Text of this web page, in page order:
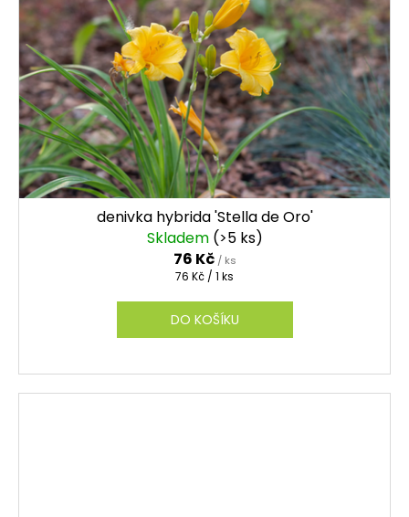
denivka hybrida 'Stella de Oro'
Skladem (>5 ks)
76 Kč / ks
Měrná
76 Kč / 1 ks
DO KOŠÍKU